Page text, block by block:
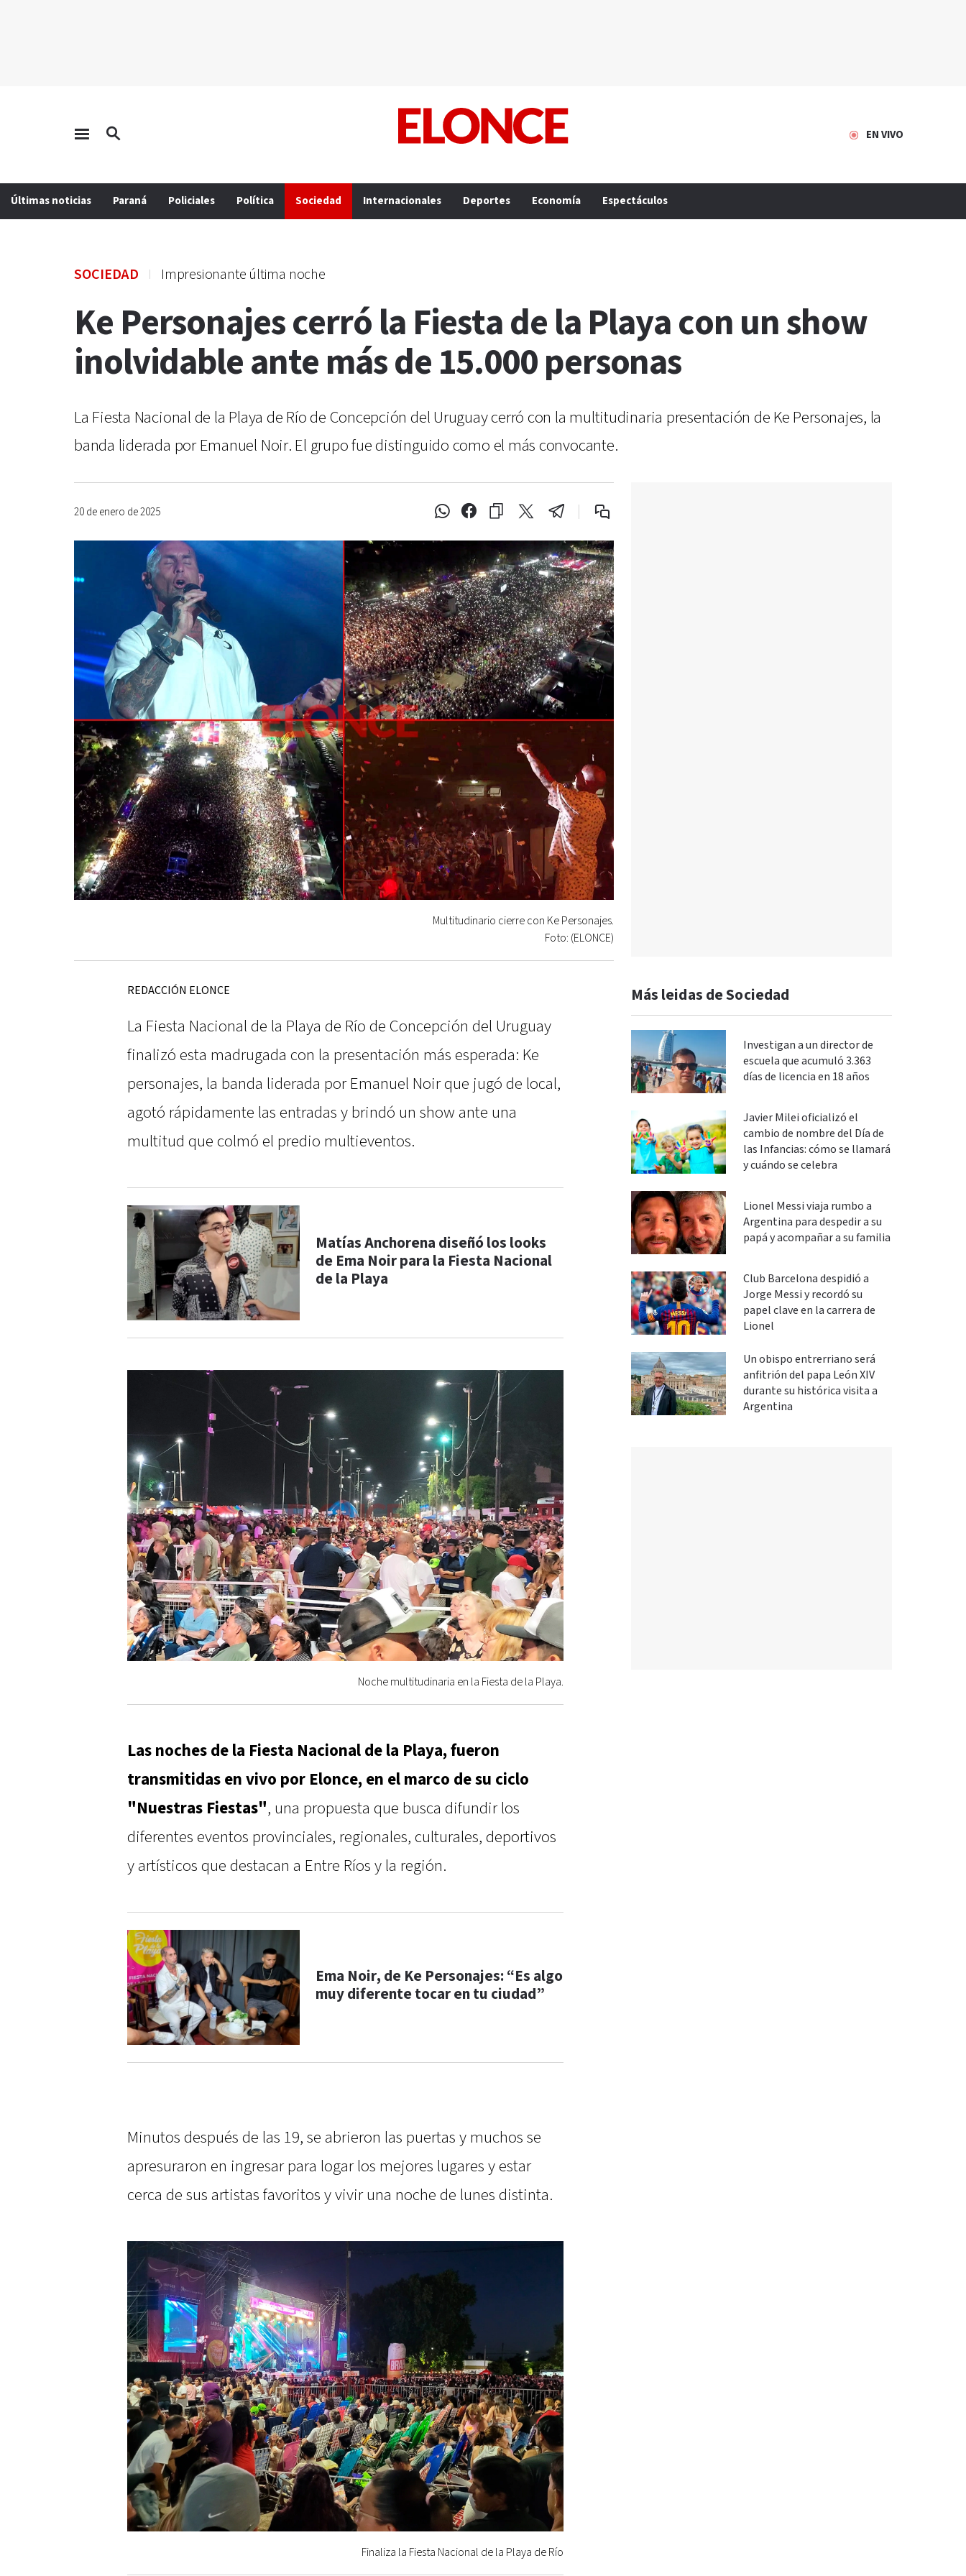
EN VIVO
Últimas noticias Paraná Policiales Política Sociedad Internacionales Deportes Economía Espectáculos
SOCIEDAD Impresionante última noche
Ke Personajes cerró la Fiesta de la Playa con un show
inolvidable ante más de 15.000 personas
La Fiesta Nacional de la Playa de Río de Concepción del Uruguay cerró con la multitudinaria presentación de Ke Personajes, la
banda liderada por Emanuel Noir. El grupo fue distinguido como el más convocante.
20 de enero de 2025
Multitudinario cierre con Ke Personajes.
Foto: (ELONCE)
REDACCIÓN ELONCE
La Fiesta Nacional de la Playa de Río de Concepción del Uruguay
finalizó esta madrugada con la presentación más esperada: Ke
personajes, la banda liderada por Emanuel Noir que jugó de local,
agotó rápidamente las entradas y brindó un show ante una
multitud que colmó el predio multieventos.
Matías Anchorena diseñó los looks
de Ema Noir para la Fiesta Nacional
de la Playa
Noche multitudinaria en la Fiesta de la Playa.
Las noches de la Fiesta Nacional de la Playa, fueron
transmitidas en vivo por Elonce, en el marco de su ciclo
"Nuestras Fiestas", una propuesta que busca difundir los
diferentes eventos provinciales, regionales, culturales, deportivos
y artísticos que destacan a Entre Ríos y la región.
Ema Noir, de Ke Personajes: “Es algo
muy diferente tocar en tu ciudad”
Minutos después de las 19, se abrieron las puertas y muchos se
apresuraron en ingresar para logar los mejores lugares y estar
cerca de sus artistas favoritos y vivir una noche de lunes distinta.
Finaliza la Fiesta Nacional de la Playa de Río
Más leidas de Sociedad
Investigan a un director de
escuela que acumuló 3.363
días de licencia en 18 años
Javier Milei oficializó el
cambio de nombre del Día de
las Infancias: cómo se llamará
y cuándo se celebra
Lionel Messi viaja rumbo a
Argentina para despedir a su
papá y acompañar a su familia
Club Barcelona despidió a
Jorge Messi y recordó su
papel clave en la carrera de
Lionel
Un obispo entrerriano será
anfitrión del papa León XIV
durante su histórica visita a
Argentina